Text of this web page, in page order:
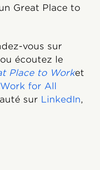
Great Place to
vous sur
ou écoutez le
Place to Worket
for All
sur LinkedIn,